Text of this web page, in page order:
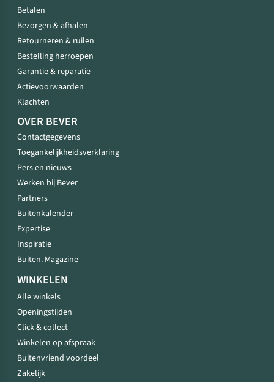
Betalen
Bezorgen & afhalen
Retourneren & ruilen
Bestelling herroepen
Garantie & reparatie
Actievoorwaarden
Klachten
OVER BEVER
Contactgegevens
Toegankelijkheidsverklaring
Pers en nieuws
Werken bij Bever
Partners
Buitenkalender
Expertise
Inspiratie
Buiten. Magazine
WINKELEN
Alle winkels
Openingstijden
Click & collect
Winkelen op afspraak
Buitenvriend voordeel
Zakelijk